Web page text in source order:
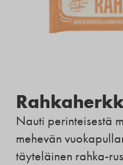
Nauti perinteisestä
mehevän
täyteläinen rahka-